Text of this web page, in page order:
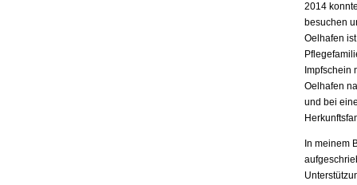
2014
besuchen
Oelhafen
Impfschein
Oelhafen
und bei
In meinem